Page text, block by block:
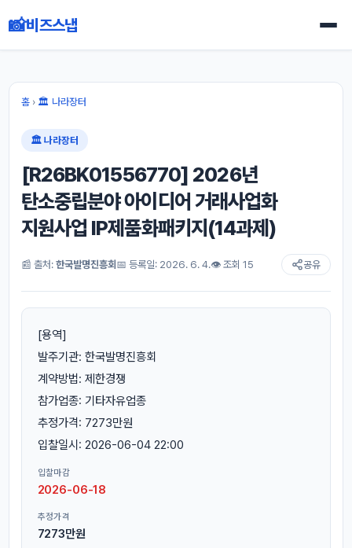
📸비즈스냅
홈› 🏛 나라장터
🏛 나라장터
[R26BK01556770] 2026년
탄소중립분야 아이디어 거래사업화
지원사업 IP제품화패키지(14과제)
📰 출처: 한국발명진흥회📅 등록일: 2026. 6. 4.👁 조회 15 공유
[용역]
발주기관: 한국발명진흥회
계약방법: 제한경쟁
참가업종: 기타자유업종
추정가격: 7273만원
입찰일시: 2026-06-04 22:00
입찰마감
2026-06-18
추정가격
7273만원